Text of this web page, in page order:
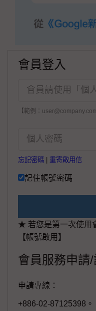
會員登入
【範例：user@company.com
忘記密碼 重寄啟用信
記住帳號密碼
★ 若您是第一次使用
【帳號啟用】
會員服務申請/
申請專線：
+886-02-87125398。